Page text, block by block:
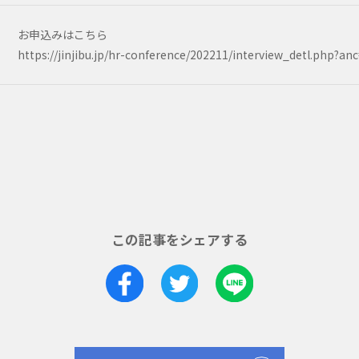
お申込みはこちら
https://jinjibu.jp/hr-conference/202211/
この記事をシェアする